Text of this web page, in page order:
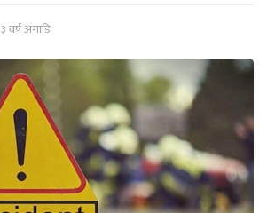
३ वर्ष अगाडि